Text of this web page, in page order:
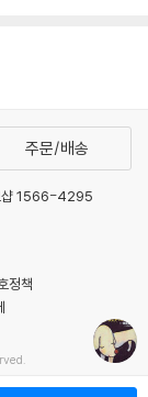
주문/배송
샵 1566-4295
정책